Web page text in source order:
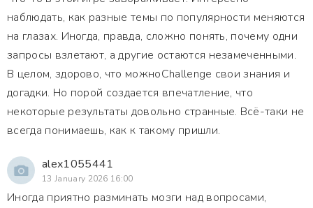
наблюдать, как разные темы по популярности меняются
на глазах. Иногда, правда, сложно понять, почему одни
запросы взлетают, а другие остаются незамеченными.
В целом, здорово, что можноChallenge свои знания и
догадки. Но порой создается впечатление, что
некоторые результаты довольно странные. Всё-таки не
всегда понимаешь, как к такому пришли.
alex1055441
13 January 2026 16:00
Иногда приятно разминать мозги над вопросами,